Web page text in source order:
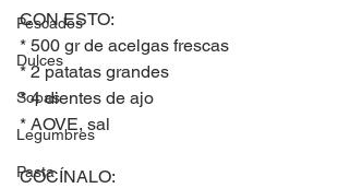
Pescados
Dulces
Sopas
Legumbres
Pasta
CON ESTO:
* 500 gr de acelgas frescas
* 2 patatas grandes
* 4 dientes de ajo
* AOVE, sal
COCÍNALO: